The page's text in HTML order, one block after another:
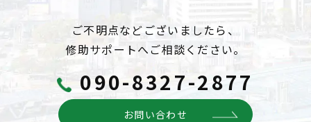
ご不明点などございましたら、
修助サポートへご相談ください。
090-8327-2877
お問い合わせ